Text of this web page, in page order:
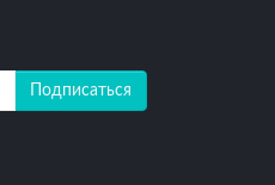
Подписаться